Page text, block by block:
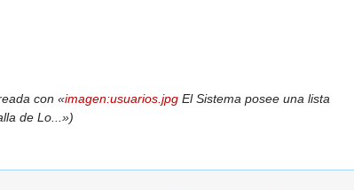
con «imagen:usuarios.jpgEl Sistema posee una lista
de Lo...»)